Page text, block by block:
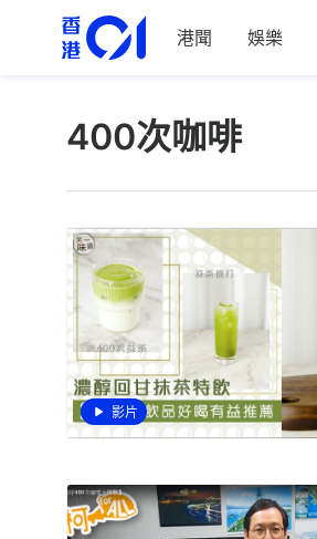
港聞 娛樂
400次咖啡
影片